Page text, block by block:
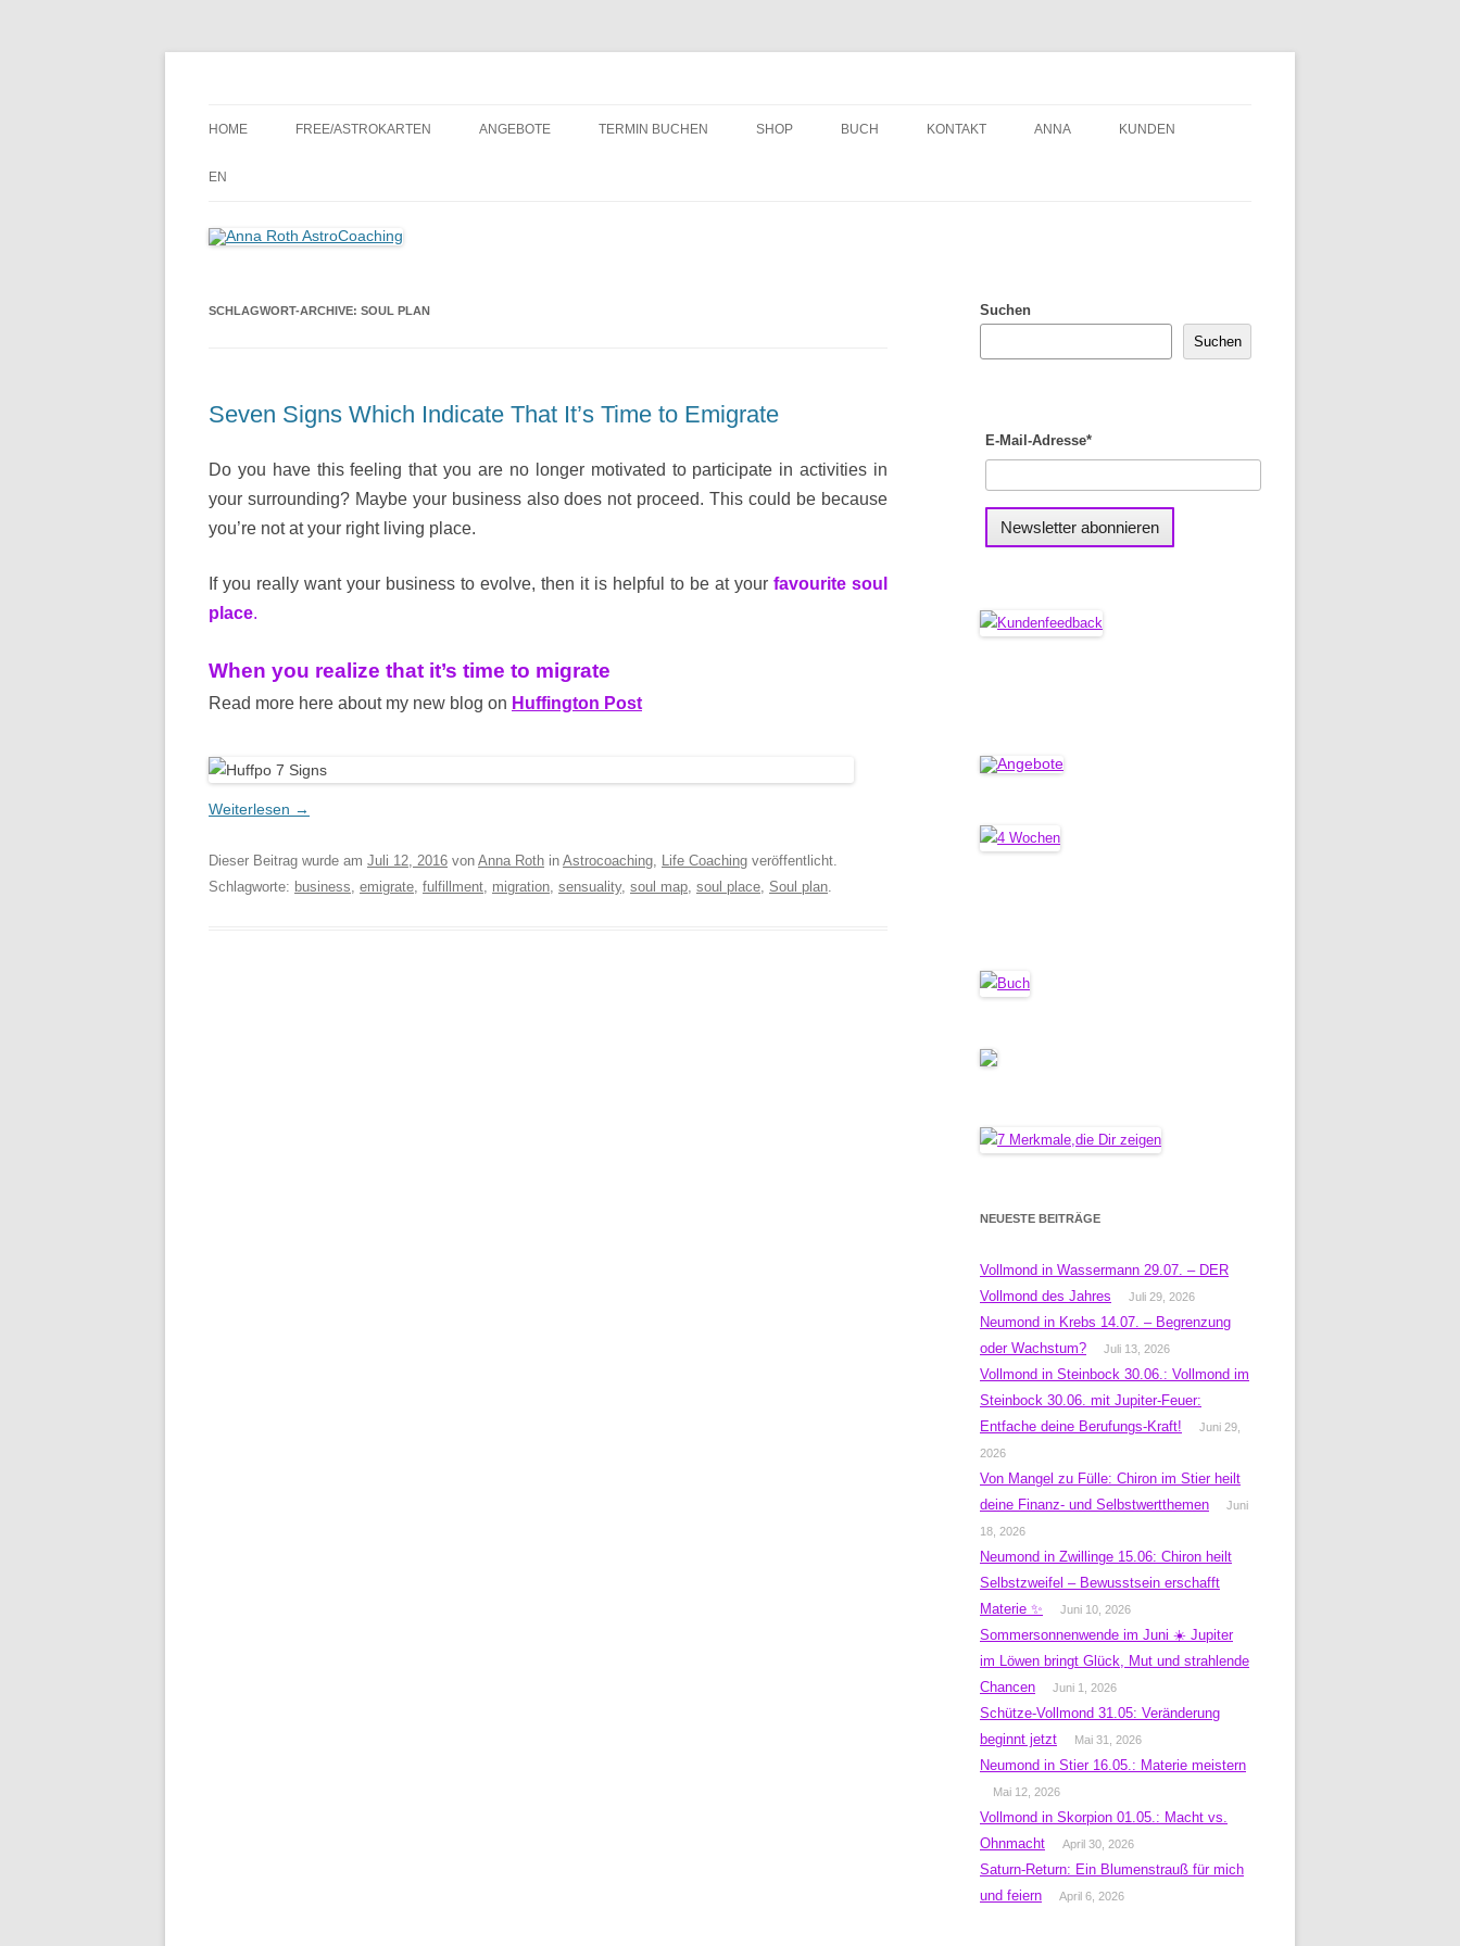
Inhalt
HOME FREE/ASTROKARTEN ANGEBOTE TERMIN BUCHEN SHOP BUCH KONTAKT ANNA KUNDEN
EN
SCHLAGWORT-ARCHIVE: SOUL PLAN
Seven Signs Which Indicate That It’s Time to Emigrate
Do you have this feeling that you are no longer motivated to participate in activities in
your surrounding? Maybe your business also does not proceed. This could be because
you’re not at your right living place.
If you really want your business to evolve, then it is helpful to be at your favourite soul
place.
When you realize that it’s time to migrate
Read more here about my new blog on Huffington Post
Weiterlesen →
Dieser Beitrag wurde am Juli 12, 2016 von Anna Roth in Astrocoaching, Life Coaching veröffentlicht.
Schlagworte: business, emigrate, fulfillment, migration, sensuality, soul map, soul place, Soul plan.
Suchen
Suchen
E-Mail-Adresse*
NEUESTE BEITRÄGE
Vollmond in Wassermann 29.07. – DER
Vollmond des Jahres
Juli 29, 2026
Neumond in Krebs 14.07. – Begrenzung
oder Wachstum?
Juli 13, 2026
Vollmond in Steinbock 30.06.: Vollmond im
Steinbock 30.06. mit Jupiter-Feuer:
Entfache deine Berufungs-Kraft!
Juni 29,
2026
Von Mangel zu Fülle: Chiron im Stier heilt
deine Finanz- und Selbstwertthemen
Juni
18, 2026
Neumond in Zwillinge 15.06: Chiron heilt
Selbstzweifel – Bewusstsein erschafft
Materie ✨
Juni 10, 2026
Sommersonnenwende im Juni ☀️ Jupiter
im Löwen bringt Glück, Mut und strahlende
Chancen
Juni 1, 2026
Schütze-Vollmond 31.05: Veränderung
beginnt jetzt
Mai 31, 2026
Neumond in Stier 16.05.: Materie meistern
Mai 12, 2026
Vollmond in Skorpion 01.05.: Macht vs.
Ohnmacht
April 30, 2026
Saturn-Return: Ein Blumenstrauß für mich
und feiern
April 6, 2026